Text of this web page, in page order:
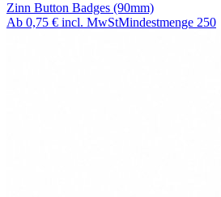
Zinn Button Badges (90mm)
Ab 0,75 € incl. MwStMindestmenge 250